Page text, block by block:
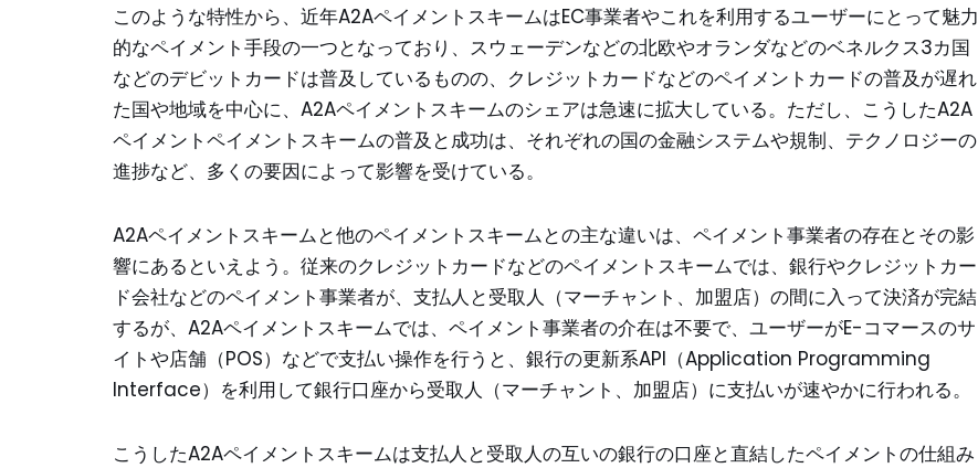
このような特性から、近年A2AペイメントスキームはEC事業者やこれを利用するユーザーにとって魅力
的なペイメント手段の一つとなっており、スウェーデンなどの北欧やオランダなどのベネルクス3カ国
などのデビットカードは普及しているものの、クレジットカードなどのペイメントカードの普及が遅れ
た国や地域を中心に、A2Aペイメントスキームのシェアは急速に拡大している。ただし、こうしたA2A
ペイメントペイメントスキームの普及と成功は、それぞれの国の金融システムや規制、テクノロジーの
進捗など、多くの要因によって影響を受けている。
A2Aペイメントスキームと他のペイメントスキームとの主な違いは、ペイメント事業者の存在とその影
響にあるといえよう。従来のクレジットカードなどのペイメントスキームでは、銀行やクレジットカー
ド会社などのペイメント事業者が、支払人と受取人（マーチャント、加盟店）の間に入って決済が完結
するが、A2Aペイメントスキームでは、ペイメント事業者の介在は不要で、ユーザーがE-コマースのサ
イトや店舗（POS）などで支払い操作を行うと、銀行の更新系API（Application Programming
Interface）を利用して銀行口座から受取人（マーチャント、加盟店）に支払いが速やかに行われる。
こうしたA2Aペイメントスキームは支払人と受取人の互いの銀行の口座と直結したペイメントの仕組み